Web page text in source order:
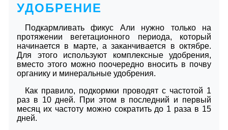
УДОБРЕНИЕ
Подкармливать фикус Али нужно только на
протяжении вегетационного периода, который
начинается в марте, а заканчивается в октябре.
Для этого используют комплексные удобрения,
вместо этого можно поочередно вносить в почву
органику и минеральные удобрения.
Как правило, подкормки проводят с частотой 1
раз в 10 дней. При этом в последний и первый
месяц их частоту можно сократить до 1 раза в 15
дней.